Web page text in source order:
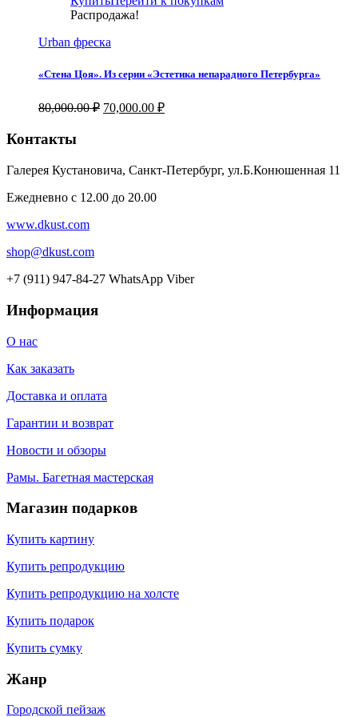
Распродажа!
Urban фреска
«Стена Цоя». Из серии «Эстетика непарадного Петербурга»
80,000.00 ₽ Первоначальная
70,000.00 ₽Текущая
Контакты
Галерея Кустановича, Санкт-Петербург, ул.Б.Конюшенная 11
Ежедневно с 12.00 до 20.00
www.dkust.com
shop@dkust.com
+7 (911) 947-84-27 WhatsApp Viber
Информация
О нас
Как заказать
Доставка и оплата
Гарантии и возврат
Новости и обзоры
Рамы. Багетная мастерская
Магазин подарков
Купить картину
Купить репродукцию
Купить репродукцию на холсте
Купить подарок
Купить сумку
Жанр
Городской пейзаж